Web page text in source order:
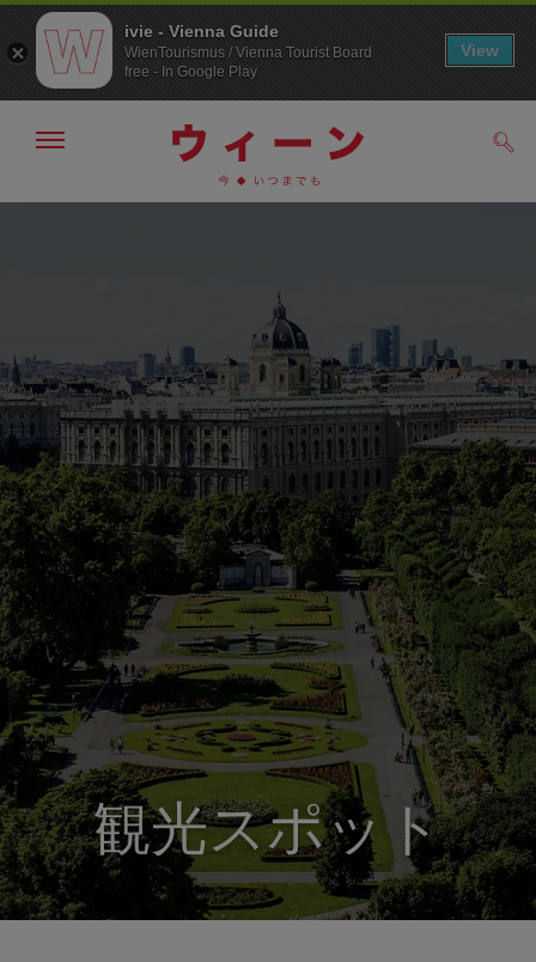
ト
ッ
プ
へ
メ
観光スポット
ivie - Vienna Guide
WienTourismus / Vienna Tourist Board
free - In Google Play
View